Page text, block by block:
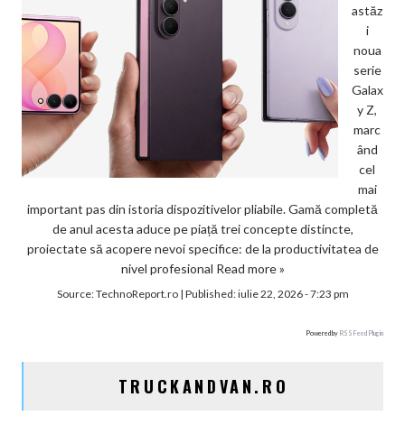
astăz
i
noua
serie
Galax
y Z,
marc
ând
cel
mai
important pas din istoria dispozitivelor pliabile. Gamă completă
de anul acesta aduce pe piață trei concepte distincte,
proiectate să acopere nevoi specifice: de la productivitatea de
nivel profesional Read more »
Source:TechnoReport.ro| Published:iulie 22, 2026 - 7:23 pm
Powered by RSS Feed Plugin
TRUCKANDVAN.RO